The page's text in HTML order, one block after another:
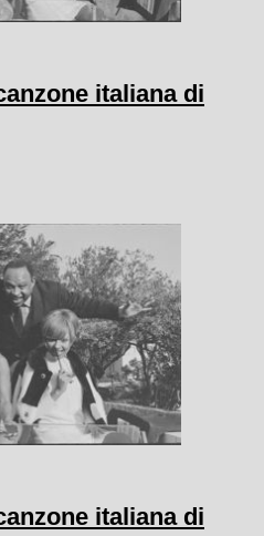
italiana di
italiana di